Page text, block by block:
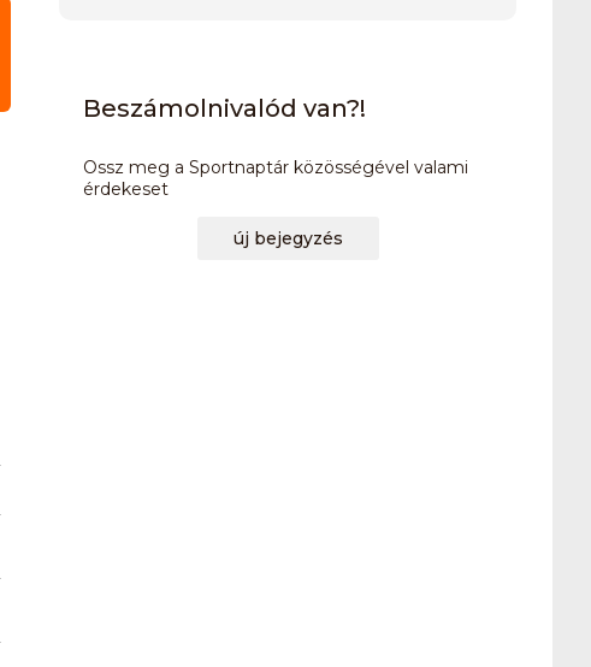
Beszámolnivalód van?!
Ossz meg a Sportnaptár közösségével valami
érdekeset
új bejegyzés